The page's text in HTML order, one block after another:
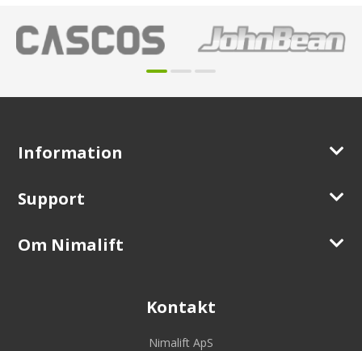
Information
Support
Om Nimalift
Kontakt
Nimalift ApS